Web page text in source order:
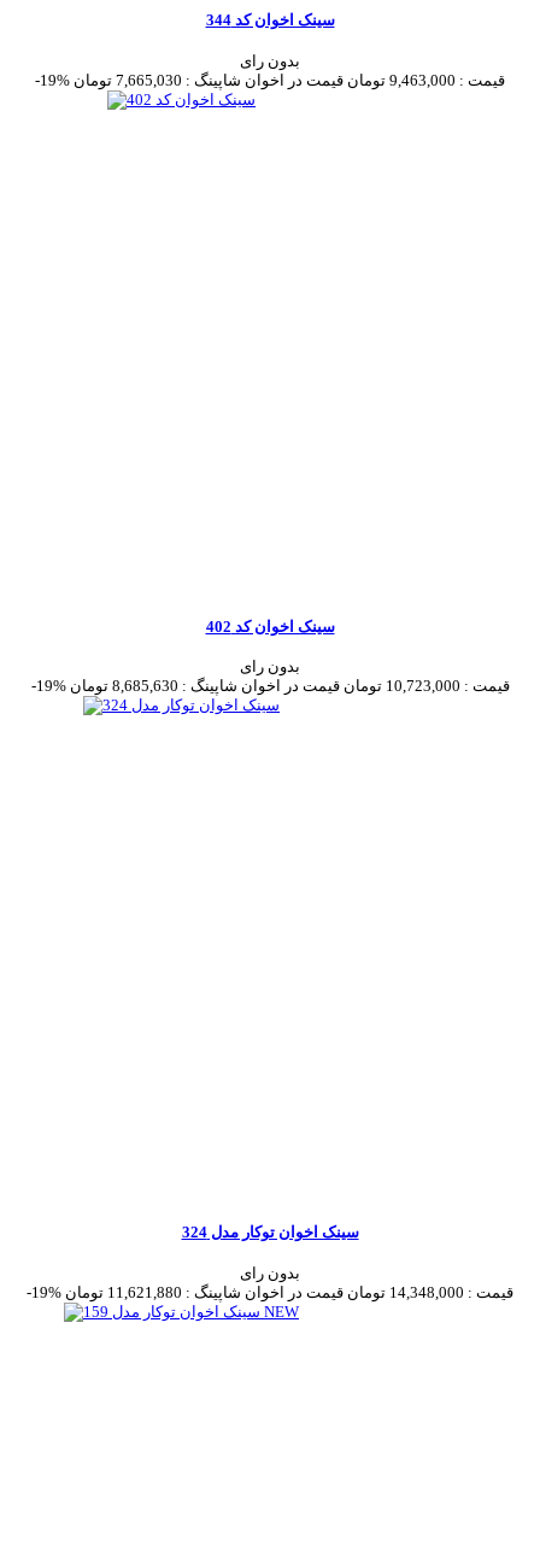
سینک اخوان کد 344
بدون رای
-19%
قیمت : 9,463,000 تومان قیمت در اخوان شاپینگ : 7,665,030 تومان
سینک اخوان کد 402
بدون رای
-19%
قیمت : 10,723,000 تومان قیمت در اخوان شاپینگ : 8,685,630 تومان
سینک اخوان توکار مدل 324
بدون رای
-19%
قیمت : 14,348,000 تومان قیمت در اخوان شاپینگ : 11,621,880 تومان